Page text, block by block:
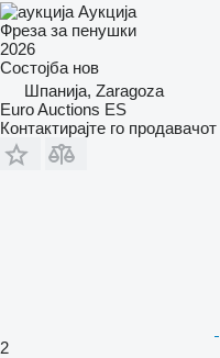
Аукција
Фреза за пенушки
2026
Состојба нов
Шпанија, Zaragoza
Euro Auctions ES
Контактирајте го продавачот
2